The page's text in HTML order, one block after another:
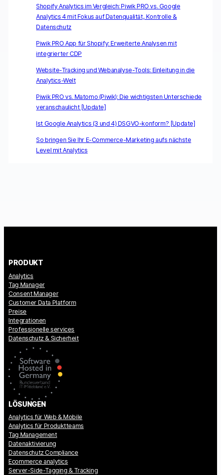
Shopify Analytics im Vergleich: Piwik PRO vs. Google
Analytics 4 mit Fokus auf Datenqualität, Kontrolle &
Datenschutz
Piwik PRO App für Shopify: Erweiterte Analysen mit
integrierter CDP
Website-Tracking und Webanalyse-Tools: Einleitung in die
Analytics-Welt
Piwik PRO vs. Matomo (Piwik): Die wichtigsten Unterschiede
veranschaulicht [Update]
Ist Google Analytics (3 und 4) DSGVO-konform? [Update]
So bringen Sie Ihr E-Commerce-Marketing aufs nächste
Level mit Analytics
PRODUKT
Analytics
Tag Manager
Consent Manager
Customer Data Platform
Preise
Integrationen
Professionelle services
Datenschutz & Sicherheit
LÖSUNGEN
Analytics für Web & Mobile
Analytics für Produktteams
Tag Management
Datenaktivierung
Datenschutz Compliance
Ecommerce analytics
Server-Side-Tagging & Tracking